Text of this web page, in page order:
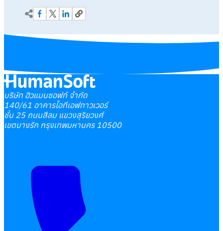
บริษัท ฮิวแมนซอฟท์ จำกัด
140/61 อาคารไอทีเอฟทาวเวอร์
ชั้น 25 ถนนสีลม แขวงสุริยวงศ์
เขตบางรัก กรุงเทพมหานคร 10500